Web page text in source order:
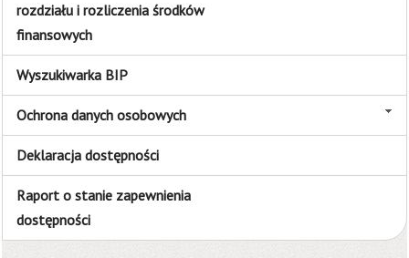
rozdziału i rozliczenia środków
finansowych
Wyszukiwarka BIP
Ochrona danych osobowych
Deklaracja dostępności
Raport o stanie zapewnienia
dostępności